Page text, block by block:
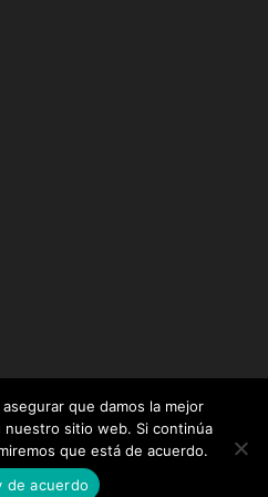
| Desarrollado por
que damos la mejor
nuestro sitio web. Si continúa
que está de acuerdo.
de acuerdo